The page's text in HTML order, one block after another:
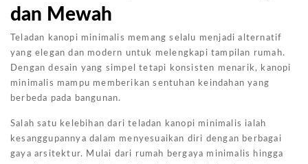
dan Mewah
Teladan kanopi minimalis memang selalu menjadi alternatif
yang elegan dan modern untuk melengkapi tampilan rumah.
Dengan desain yang simpel tetapi konsisten menarik, kanopi
minimalis mampu memberikan sentuhan keindahan yang
berbeda pada bangunan.
Salah satu kelebihan dari teladan kanopi minimalis ialah
kesanggupannya dalam menyesuaikan diri dengan berbagai
gaya arsitektur. Mulai dari rumah bergaya minimalis hingga